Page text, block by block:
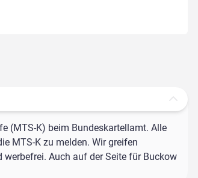
(MTS-K) beim Bundeskartellamt. Alle
MTS-K zu melden. Wir greifen
Auch auf der Seite für Buckow